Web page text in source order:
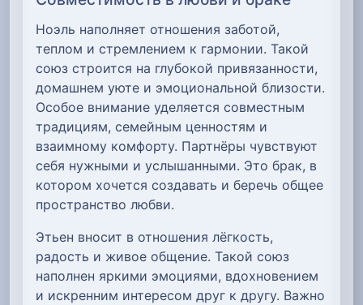
Ноэль наполняет отношения заботой,
теплом и стремлением к гармонии. Такой
союз строится на глубокой привязанности,
домашнем уюте и эмоциональной близости.
Особое внимание уделяется совместным
традициям, семейным ценностям и
взаимному комфорту. Партнёры чувствуют
себя нужными и услышанными. Это брак, в
котором хочется создавать и беречь общее
пространство любви.
Этьен вносит в отношения лёгкость,
радость и живое общение. Такой союз
наполнен яркими эмоциями, вдохновением
и искренним интересом друг к другу. Важно